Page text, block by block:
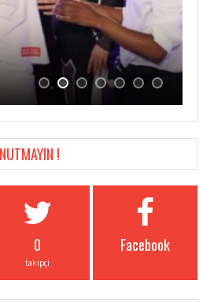
!
0
takipçi
Facebook